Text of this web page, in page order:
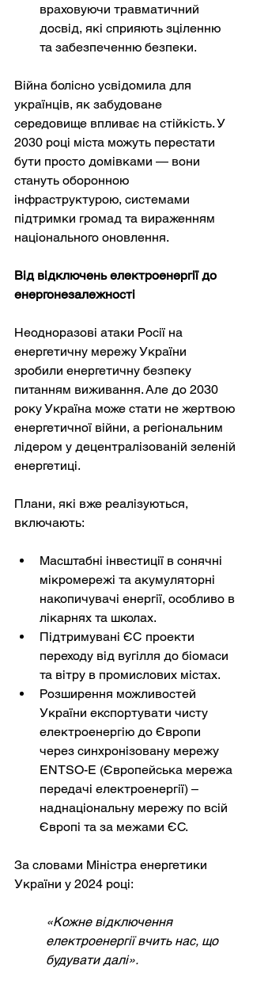
враховуючи травматичний
досвід, які сприяють зціленню
та забезпеченню безпеки.
Війна болісно усвідомила для
українців, як забудоване
середовище впливає на стійкість. У
2030 році міста можуть перестати
бути просто домівками — вони
стануть оборонною
інфраструктурою, системами
підтримки громад та вираженням
національного оновлення.
Від відключень електроенергії до
енергонезалежності
Неодноразові атаки Росії на
енергетичну мережу України
зробили енергетичну безпеку
питанням виживання. Але до 2030
року Україна може стати не жертвою
енергетичної війни, а регіональним
лідером у децентралізованій зеленій
енергетиці.
Плани, які вже реалізуються,
включають:
Масштабні інвестиції в сонячні
мікромережі та акумуляторні
накопичувачі енергії, особливо в
лікарнях та школах.
Підтримувані ЄС проекти
переходу від вугілля до біомаси
та вітру в промислових містах.
Розширення можливостей
України експортувати чисту
електроенергію до Європи
через синхронізовану мережу
ENTSO-E (Європейська мережа
передачі електроенергії) –
наднаціональну мережу по всій
Європі та за межами ЄС.
За словами Міністра енергетики
України у 2024 році:
«Кожне відключення
електроенергії вчить нас, що
будувати далі».